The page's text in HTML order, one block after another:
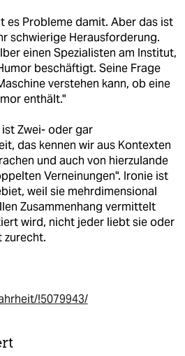
es Probleme damit. Aber das ist
schwierige Herausforderung.
einen Spezialisten am Institut,
beschäftigt. Seine Frage
verstehen kann, ob eine
enthält."
Zwei- oder gar
das kennen wir aus Kontexten
und auch von hierzulande
Verneinungen". Ironie ist
weil sie mehrdimensional
Zusammenhang vermittelt
wird, nicht jeder liebt sie oder
zurecht.
!5079943/